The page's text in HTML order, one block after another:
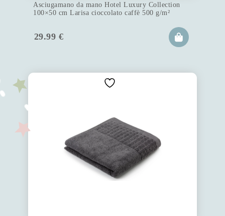
Asciugamano da mano Hotel Luxury Collection
100×50 cm Larisa cioccolato caffè 500 g/m²
29.99 €